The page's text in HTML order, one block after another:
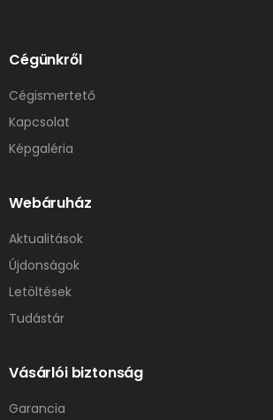
Cégünkről
Cégismertető
Kapcsolat
Képgaléria
Webáruház
Aktualitások
Újdonságok
Letöltések
Tudástár
Vásárlói biztonság
Garancia